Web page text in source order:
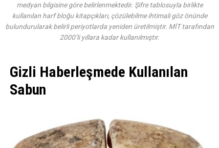
medyan bilgisine göre belirlenmektedir. Şifre tablosuyla birlikte
kullanılan harf bloğu kitapçıkları, çözülebilme ihtimali göz önünde
bulundurularak belirli periyotlarda yeniden üretilmiştir. MİT tarafından
2000’li yıllara kadar kullanılmıştır.
Gizli Haberleşmede Kullanılan
Sabun